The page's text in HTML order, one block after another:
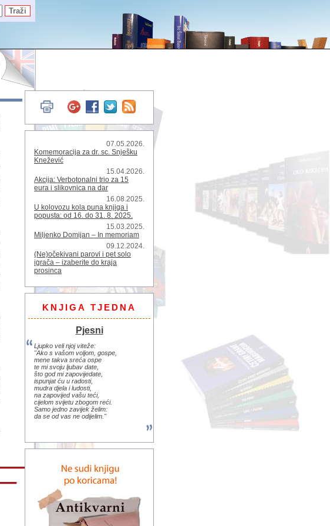
07.05.2026.
Komemoracija za dr. sc. Snješku
Knežević
15.04.2026.
Akcija: Verbotonalni trio za 15
eura i slikovnica na dar
16.08.2025.
U kolovozu kola puna knjiga i
popusta: od 16. do 31. 8. 2025.
15.03.2025.
Miljenko Domijan – In memoriam
09.12.2024.
(Ne)očekivani parovi i pet solo
igrača – izaberite do kraja
prosinca
KNJIGA TJEDNA
Pjesni
Ljupko veli njoj viteže:
"Ako s vašom voljom, gospe,
mene takva sreća ospe
te mi svoju ljubav date,
što god mi zapovijedate,
ispunjat ću u radosti,
mudra djela i ludosti,
na zapovijed vašu teći,
cijelom svijetu zbogom reći.
Samo jedno zavijek želim:
da se od vas ne odijelim."